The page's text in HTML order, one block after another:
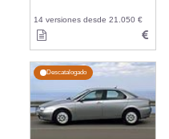
14 versiones desde 21.050 €
Descatalogado